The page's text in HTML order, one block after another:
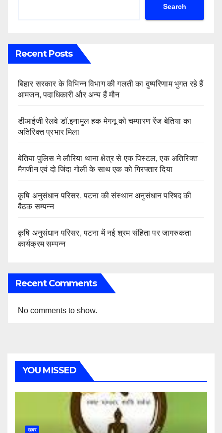
Search
Recent Posts
बिहार सरकार के विभिन्न विभाग की गलती का दुष्परिणाम भुगत रहे हैं
आमजन, पदाधिकारी और अन्य हैं मौन
डीआईजी रेलवे डॉ.इनामुल हक मेगनू को चम्पारण रेंज बेतिया का
अतिरिक्त प्रभार मिला
बेतिया पुलिस ने लौरिया थाना क्षेत्र से एक पिस्टल, एक अतिरिक्त
मैगजीन एवं दो जिंदा गोली के साथ एक को गिरफ्तार दिया
कृषि अनुसंधान परिसर, पटना की संस्थान अनुसंधान परिषद की
बैठक सम्पन्न
कृषि अनुसंधान परिसर, पटना में नई श्रम संहिता पर जागरुकता
कार्यक्रम सम्पन्न
Recent Comments
No comments to show.
YOU MISSED
खबर